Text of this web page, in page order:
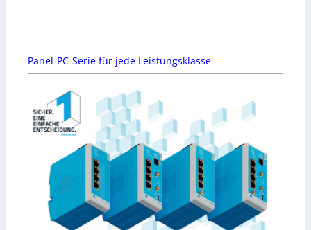
Panel-PC-Serie für jede Leistungsklasse